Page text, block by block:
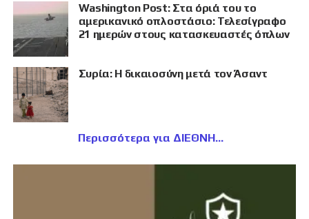
Washington Post: Στα όριά του το
αμερικανικό οπλοστάσιο: Τελεσίγραφο
21 ημερών στους κατασκευαστές όπλων
Συρία: Η δικαιοσύνη μετά τον Άσαντ
Περισσότερα για ΔΙΕΘΝΗ